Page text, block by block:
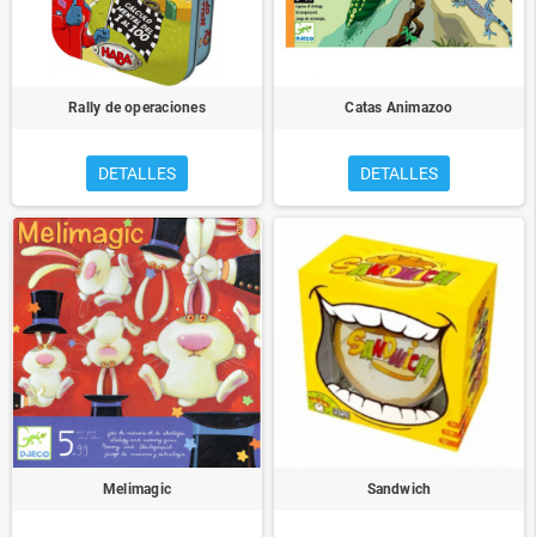
Rally de operaciones
DETALLES
Catas Animazoo
DETALLES
Melimagic Sandwich